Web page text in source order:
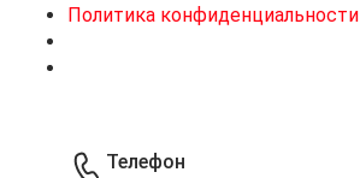
Политика конфиденциальности
Телефон